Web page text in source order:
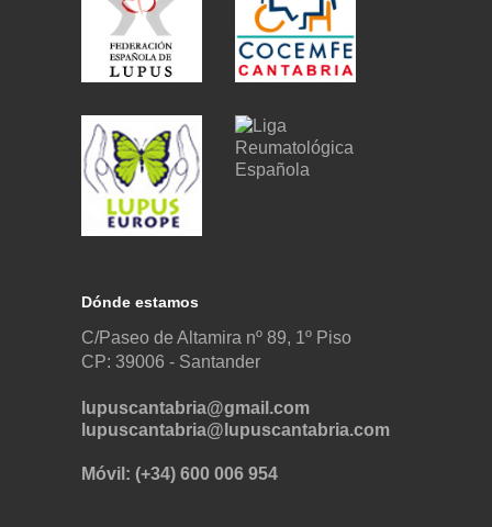
Dónde estamos
C/Paseo de Altamira nº 89, 1º Piso
CP: 39006 - Santander
lupuscantabria@gmail.com
lupuscantabria@lupuscantabria.com
Móvil: (+34) 600 006 954